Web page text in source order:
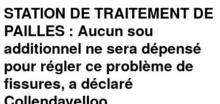
STATION DE TRAITEMENT DE
PAILLES : Aucun sou
additionnel ne sera dépensé
pour régler ce problème de
fissures, a déclaré